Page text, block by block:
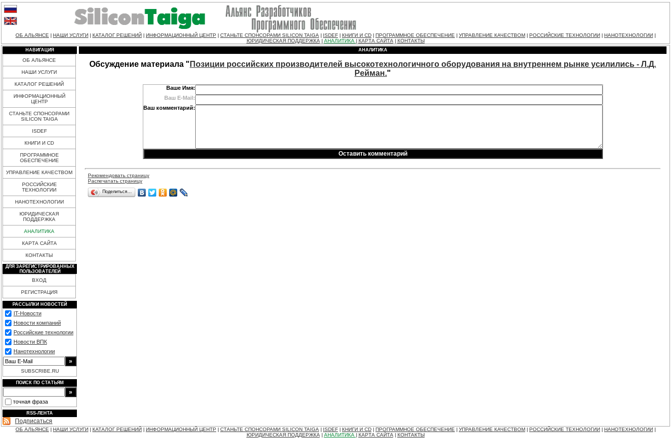
ОБ АЛЬЯНСЕ НАШИ УСЛУГИ КАТАЛОГ РЕШЕНИЙ ИНФОРМАЦИОННЫЙ ЦЕНТР СТАНЬТЕ СПОНСОРАМИ SILICON TAIGA ISDEF КНИГИ И CD ПРОГРАММНОЕ ОБЕСПЕЧЕНИЕ УПРАВЛЕНИЕ КАЧЕСТВОМ РОССИЙСКИЕ ТЕХНОЛОГИИ НАНОТЕХНОЛОГИИ
ЮРИДИЧЕСКАЯ ПОДДЕРЖКА| АНАЛИТИКА КАРТА САЙТА| КОНТАКТЫ
НАВИГАЦИЯ
ОБ АЛЬЯНСЕ
НАШИ УСЛУГИ
КАТАЛОГ РЕШЕНИЙ
ИНФОРМАЦИОННЫЙ
ЦЕНТР
СТАНЬТЕ СПОНСОРАМИ
SILICON TAIGA
ISDEF
КНИГИ И CD
ПРОГРАММНОЕ
ОБЕСПЕЧЕНИЕ
УПРАВЛЕНИЕ КАЧЕСТВОМ
РОССИЙСКИЕ
ТЕХНОЛОГИИ
НАНОТЕХНОЛОГИИ
ЮРИДИЧЕСКАЯ
ПОДДЕРЖКА
АНАЛИТИКА
КАРТА САЙТА
КОНТАКТЫ
ДЛЯ ЗАРЕГИСТРИРОВАННЫХ
ПОЛЬЗОВАТЕЛЕЙ
ВХОД
РЕГИСТРАЦИЯ
РАССЫЛКИ НОВОСТЕЙ
IT-Новости
Новости компаний
Российские технологии
Новости ВПК
Нанотехнологии
SUBSCRIBE.RU
ПОИСК ПО СТАТЬЯМ
точная фраза
RSS-ЛЕНТА
Подписаться
АНАЛИТИКА
Обсуждение материала " Позиции российских производителей высокотехнологичного оборудования на внутреннем рынке усилились - Л.Д.
Рейман."
Ваше Имя:
Ваш E-Mail:
Ваш комментарий:
Рекомендовать страницу
Распечатать страницу
Поделиться…
ОБ АЛЬЯНСЕ НАШИ УСЛУГИ КАТАЛОГ РЕШЕНИЙ ИНФОРМАЦИОННЫЙ ЦЕНТР СТАНЬТЕ СПОНСОРАМИ SILICON TAIGA ISDEF КНИГИ И CD ПРОГРАММНОЕ ОБЕСПЕЧЕНИЕ УПРАВЛЕНИЕ КАЧЕСТВОМ РОССИЙСКИЕ ТЕХНОЛОГИИ НАНОТЕХНОЛОГИИ
ЮРИДИЧЕСКАЯ ПОДДЕРЖКА| АНАЛИТИКА КАРТА САЙТА| КОНТАКТЫ